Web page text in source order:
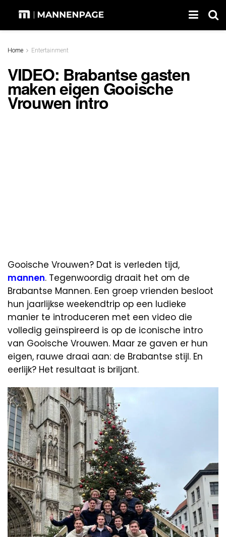
Home Entertainment
VIDEO: Brabantse gasten
maken eigen Gooische
Vrouwen intro
Gooische Vrouwen? Dat is verleden tijd,
mannen. Tegenwoordig draait het om de
Brabantse Mannen. Een groep vrienden besloot
hun jaarlijkse weekendtrip op een ludieke
manier te introduceren met een video die
volledig geïnspireerd is op de iconische intro
van Gooische Vrouwen. Maar ze gaven er hun
eigen, rauwe draai aan: de Brabantse stijl. En
eerlijk? Het resultaat is briljant.